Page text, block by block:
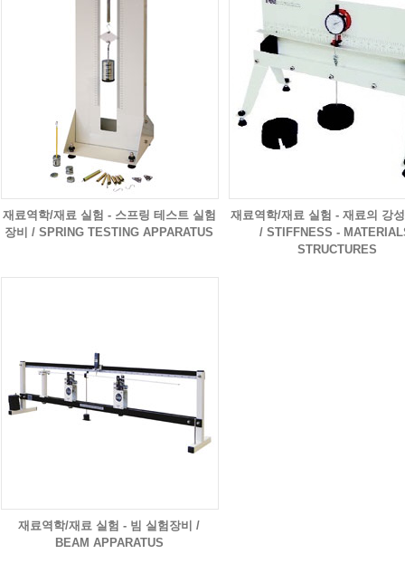
재료역학/재료 실험 - 스프링 테스트 실험
장비 / SPRING TESTING APPARATUS
재료역학/재료 실험 - 재료의 강
/ STIFFNESS -
STRUCTURES
재료역학/재료 실험 - 빔 실험장비 /
BEAM APPARATUS